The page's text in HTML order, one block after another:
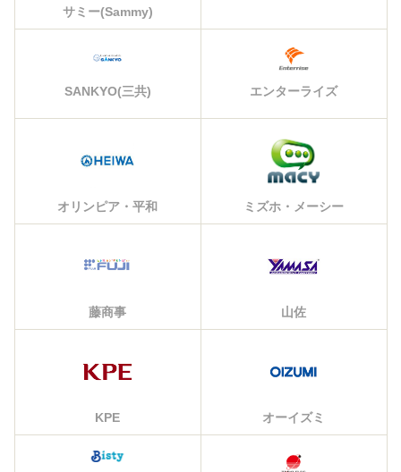
サミー(Sammy)
SANKYO(三共) エンターライズ
オリンピア・平和 ミズホ・メーシー
藤商事 山佐
KPE オーイズミ